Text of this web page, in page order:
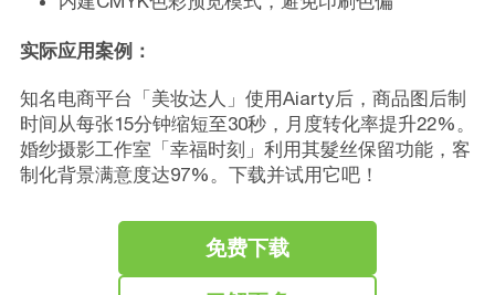
实际应用案例：
知名电商平台「美妆达人」使用Aiarty后，商品图后制
时间从每张15分钟缩短至30秒，月度转化率提升22%。
婚纱摄影工作室「幸福时刻」利用其髮丝保留功能，客
制化背景满意度达97%。下载并试用它吧！
免费下载